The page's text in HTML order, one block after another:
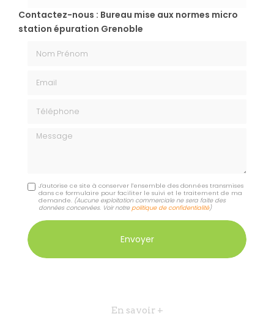
Contactez-nous : Bureau mise aux normes micro
station épuration Grenoble
Nom Prénom
Téléphone
Message
J'autorise ce site à conserver l'ensemble des données transmises
dans ce formulaire pour faciliter le suivi et le traitement de ma
demande. (Aucune exploitation commerciale ne sera faite des
données concervées. Voir notrepolitique de confidentialité)
En savoir +